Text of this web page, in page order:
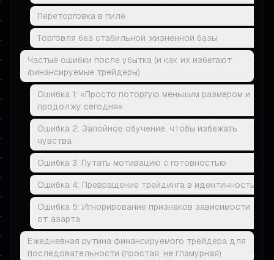
Переторговка в пиле
Торговля без стабильной жизненной базы
Частые ошибки после убытка (и как их избегают
финансируемые трейдеры)
Ошибка 1: «Просто поторгую меньшим размером и
продолжу сегодня»
Ошибка 2: Запойное обучение, чтобы избежать
чувства
Ошибка 3: Путать мотивацию с готовностью
Ошибка 4: Превращение трейдинга в идентичность
Ошибка 5: Игнорирование признаков зависимости
от азарта
Ежедневная рутина финансируемого трейдера для
последовательности (простая, не гламурная)